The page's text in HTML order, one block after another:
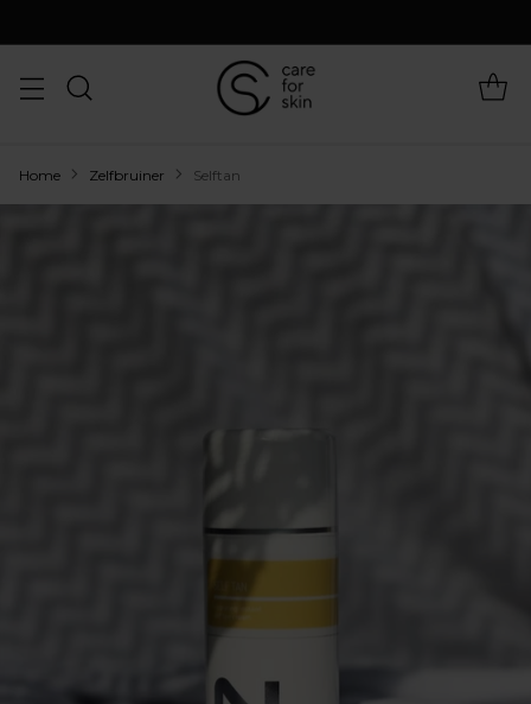
Home Zelfbruiner Selftan